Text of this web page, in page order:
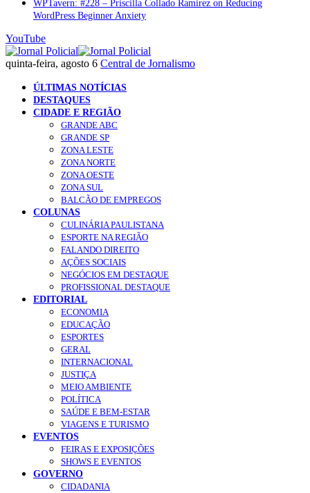
WPTavern: #228 – Priscilla Collado Ramirez on Reducing
WordPress Beginner Anxiety
YouTube
quinta-feira, agosto 6 Central de Jornalismo
ÚLTIMAS NOTÍCIAS
DESTAQUES
CIDADE E REGIÃO
GRANDE ABC
GRANDE SP
ZONA LESTE
ZONA NORTE
ZONA OESTE
ZONA SUL
BALCÃO DE EMPREGOS
COLUNAS
CULINÁRIA PAULISTANA
ESPORTE NA REGIÃO
FALANDO DIREITO
AÇÕES SOCIAIS
NEGÓCIOS EM DESTAQUE
PROFISSIONAL DESTAQUE
EDITORIAL
ECONOMIA
EDUCAÇÃO
ESPORTES
GERAL
INTERNACIONAL
JUSTIÇA
MEIO AMBIENTE
POLÍTICA
SAÚDE E BEM-ESTAR
VIAGENS E TURISMO
EVENTOS
FEIRAS E EXPOSIÇÕES
SHOWS E EVENTOS
GOVERNO
CIDADANIA